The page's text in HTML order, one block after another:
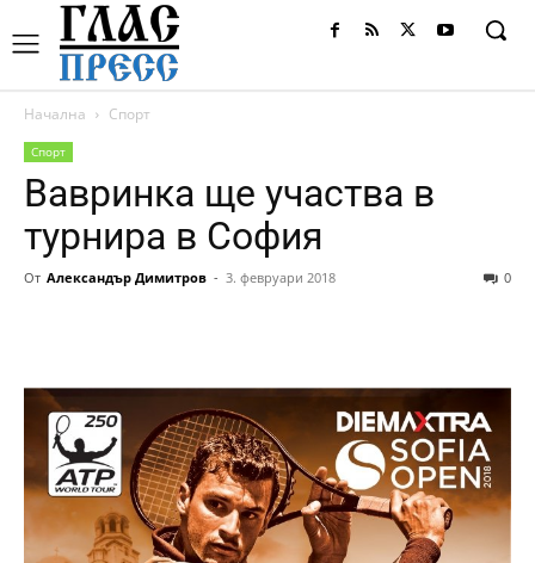
Начална Спорт
Спорт
Вавринка ще участва в
турнира в София
От Александър Димитров - 3. февруари 2018 0